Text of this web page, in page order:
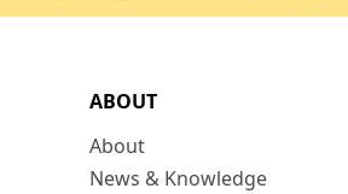
ABOUT
About
News & Knowledge